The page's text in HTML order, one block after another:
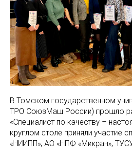
В Томском государственном
ТРО СоюзМаш России) прошло
«Специалист по качеству –
круглом столе приняли участие
«НИИПП», АО «НПФ «Микран»,